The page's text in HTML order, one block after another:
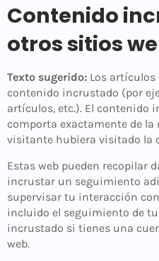
Contenido
otros sitios
Texto sugerido: Los
contenido incrustado (por
artículos, etc.). El contenido
comporta exactamente de
visitante hubiera visitado la
Estas web pueden recopilar
incrustar un seguimiento
supervisar tu interacción
incluido el seguimiento de
incrustado si tienes una
web.